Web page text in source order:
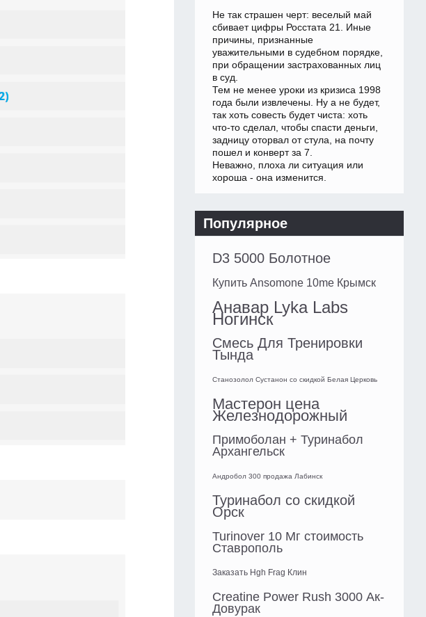
Не так страшен черт: веселый май
сбивает цифры Росстата 21. Иные
причины, признанные
уважительными в судебном порядке,
при обращении застрахованных лиц
в суд.
Тем не менее уроки из кризиса 1998
года были извлечены. Ну а не будет,
так хоть совесть будет чиста: хоть
что-то сделал, чтобы спасти деньги,
задницу оторвал от стула, на почту
пошел и конверт за 7.
Неважно, плоха ли ситуация или
хороша - она изменится.
Популярное
D3 5000 Болотное
Купить Ansomone 10me Крымск
Анавар Lyka Labs
Ногинск
Смесь Для Тренировки
Тында
Станозолол Сустанон со скидкой Белая Церковь
Мастерон цена
Железнодорожный
Примоболан + Туринабол
Архангельск
Андробол 300 продажа Лабинск
Туринабол со скидкой
Орск
Turinover 10 Мг стоимость
Ставрополь
Заказать Hgh Frag Клин
Сreatine Power Rush 3000 Ак-
Довурак